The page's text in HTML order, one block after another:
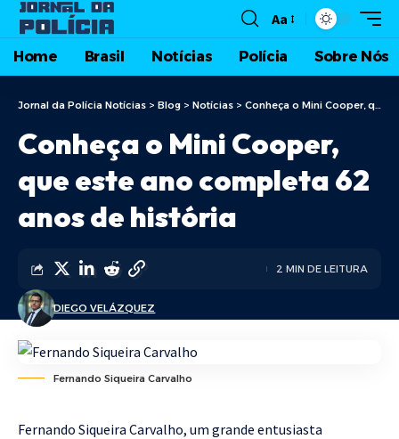
Aa
Home Brasil Notícias Polícia Sobre Nós
Jornal da Polícia Notícias > Blog > Notícias > Conheça o Mini Cooper, que este ano completa 62 anos de história
Conheça o Mini Cooper,
que este ano completa 62
anos de história
DIEGO VELÁZQUEZ
2 MIN DE LEITURA
Fernando Siqueira Carvalho
Fernando Siqueira Carvalho, um grande entusiasta